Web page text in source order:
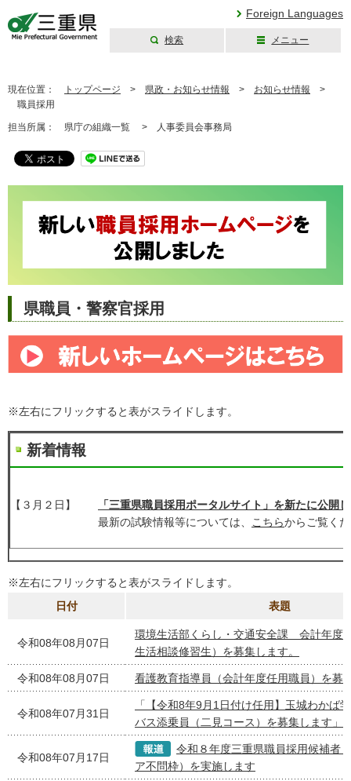
Foreign Languages
検索 メニュー
現在位置： トップページ > 県政・お知らせ情報 > お知らせ情報 >
職員採用
担当所属： 県庁の組織一覧 > 人事委員会事務局
県職員・警察官採用
※左右にフリックすると表がスライドします。
新着情
【３月２日】
「三重県職員採用ポータルサイト」を新たに公開
最新の試験情報等については、
こちらからご覧く
※左右にフリックすると表がスライドします。
日付
表題
令和08年08月07日
環境生活部くらし・交通安全課 会計年度
生活相談修習生）を募集します。
令和08年08月07日 看護教育指導員（会計年度任用職員）を募
令和08年07月31日
「【令和8年9月1日付け任用】玉城わかば
バス添乗員（二見コース）を募集します」
令和08年07月17日
令和８年度三重県職員採用候補者
ア不問枠）を実施します